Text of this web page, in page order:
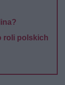
roli polskich